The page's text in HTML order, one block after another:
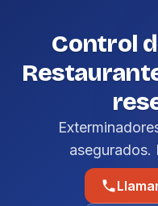
Control
asegurados.